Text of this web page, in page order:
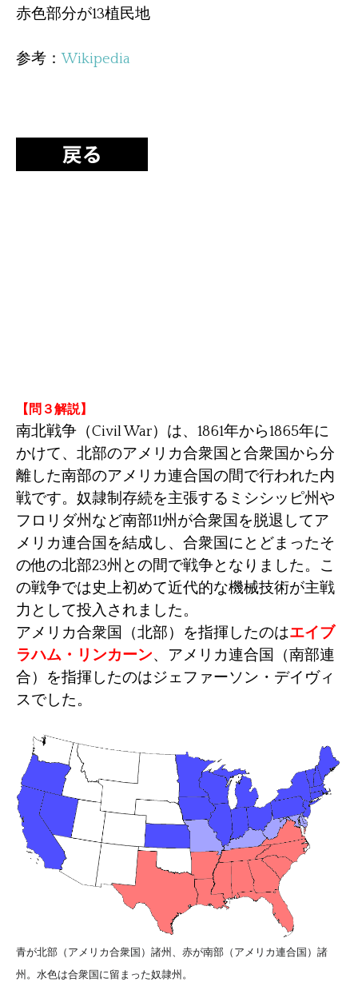
赤色部分が13植民地
参考：Wikipedia
【問３解説】
南北戦争（Civil War）は、1861年から1865年に
かけて、北部のアメリカ合衆国と合衆国から分
離した南部のアメリカ連合国の間で行われた内
戦です。奴隷制存続を主張するミシシッピ州や
フロリダ州など南部11州が合衆国を脱退してア
メリカ連合国を結成し、合衆国にとどまったそ
の他の北部23州との間で戦争となりました。こ
の戦争では史上初めて近代的な機械技術が主戦
力として投入されました。
アメリカ合衆国（北部）を指揮したのはエイブ
ラハム・リンカーン、アメリカ連合国（南部連
合）を指揮したのはジェファーソン・デイヴィ
スでした。
青が北部（アメリカ合衆国）諸州、赤が南部（アメリカ連合国）諸
州。水色は合衆国に留まった奴隷州。